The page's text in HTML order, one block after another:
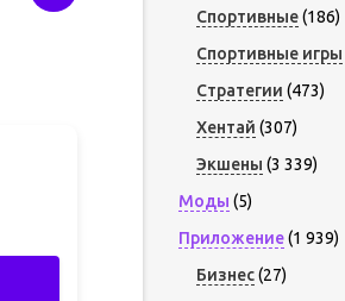
Спортивные(186)
Спортивные игры
Стратегии (473)
Хентай (307)
Экшены (3 339)
Моды (5)
Приложение(1 939)
Бизнес(27)